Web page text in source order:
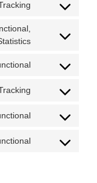
service
Consent
service
maps
Consent
service
Consent
service
Consent
service
Consent
service
Consent